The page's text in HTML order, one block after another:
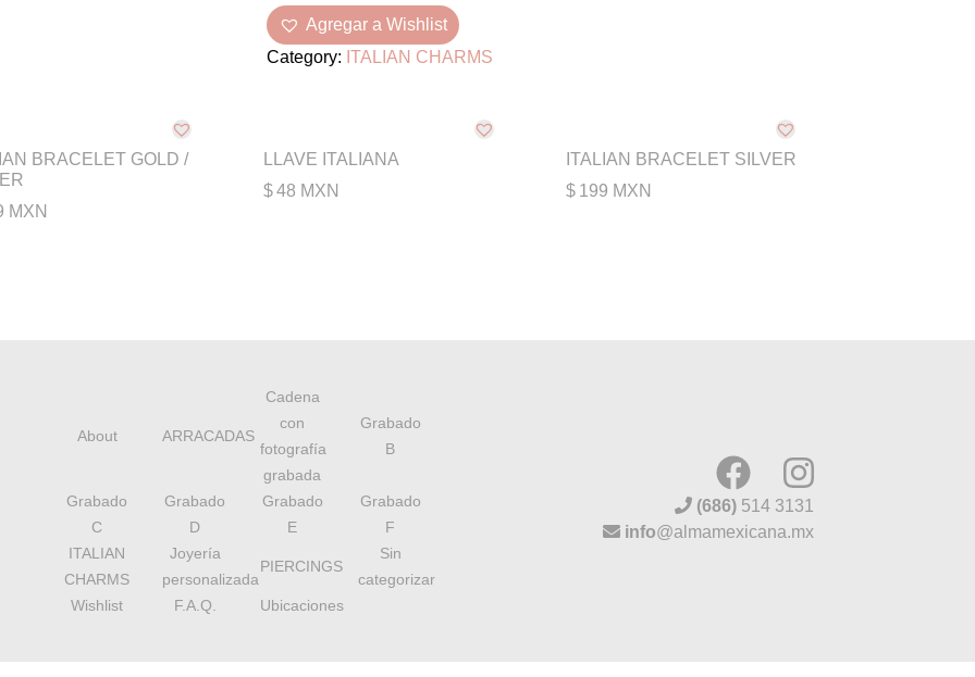
Agregar a Wishlist
Category: ITALIAN CHARMS
BRACELET GOLD /
MXN
LLAVE ITALIANA
$48 MXN
ITALIAN BRACELET SILVER
$ 199 MXN
About ARRACADAS
Cadena
con
fotografía
grabada
Grabado
B
Grabado
C
Grabado
D
Grabado
E
Grabado
F
ITALIAN
CHARMS
Joyería
personalizada
PIERCINGS
Sin
categorizar
Wishlist
F.A.Q. Ubicaciones
(686) 514 3131
info@almamexicana.mx